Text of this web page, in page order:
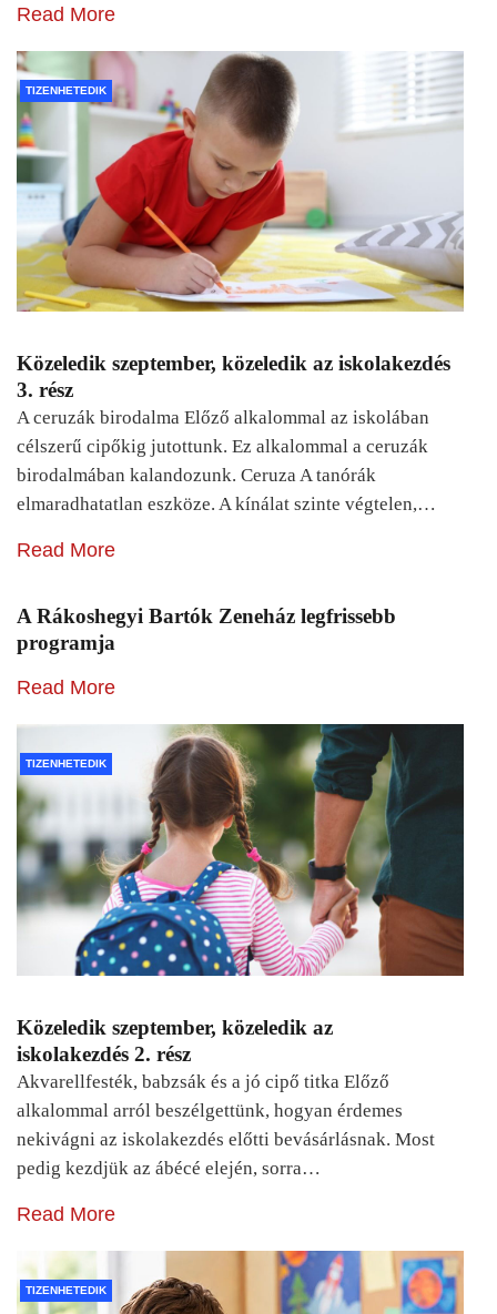
Read More
TIZENHETEDIK
Közeledik szeptember, közeledik az iskolakezdés
3. rész
A ceruzák birodalma Előző alkalommal az iskolában
célszerű cipőkig jutottunk. Ez alkalommal a ceruzák
birodalmában kalandozunk. Ceruza A tanórák
elmaradhatatlan eszköze. A kínálat szinte végtelen,…
Read More
A Rákoshegyi Bartók Zeneház legfrissebb
programja
Read More
TIZENHETEDIK
Közeledik szeptember, közeledik az
iskolakezdés 2. rész
Akvarellfesték, babzsák és a jó cipő titka Előző
alkalommal arról beszélgettünk, hogyan érdemes
nekivágni az iskolakezdés előtti bevásárlásnak. Most
pedig kezdjük az ábécé elején, sorra…
Read More
TIZENHETEDIK